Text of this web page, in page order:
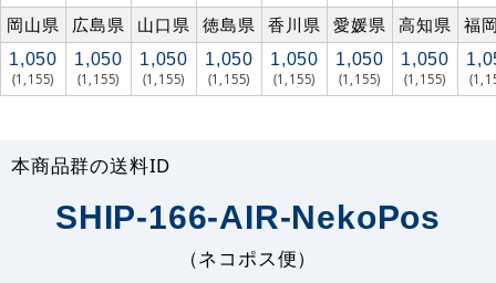
岡山県 広島県 山口県 徳島県 香川県 愛媛県 高知県 福
1,050
(1,155)
1,050
(1,155)
1,050
(1,155)
1,050
(1,155)
1,050
(1,155)
1,050
(1,155)
1,050
(1,155)
本商品群の送料ID
SHIP-166-AIR-NekoPos
（ネコポス便）